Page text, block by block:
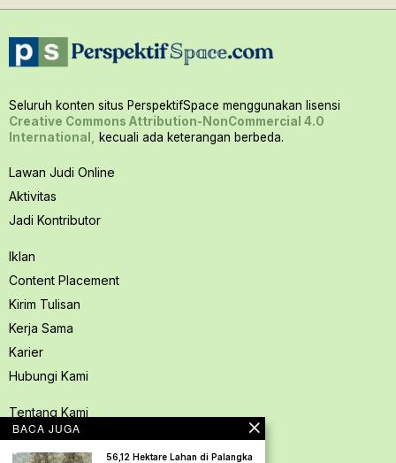
Seluruh konten situs PerspektifSpace menggunakan lisensi
Creative Commons Attribution-NonCommercial 4.0
International,
kecuali ada keterangan berbeda.
Lawan Judi Online
Aktivitas
Jadi Kontributor
Iklan
Content Placement
Kirim Tulisan
Kerja Sama
Karier
Hubungi Kami
Tentang Kami
Redaksi PerspektifSpace
Kode Etik Jurnalistik
BACA JUGA
56,12 Hektare Lahan di Palangka